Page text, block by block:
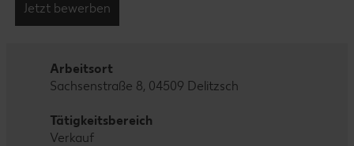
Jetzt bewerben
Arbeitsort
Sachsenstraße 8, 04509 Delitzsch
Tätigkeitsbereich
Verkauf